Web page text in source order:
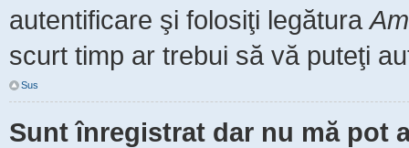
autentificare şi folosiţi legătura
scurt timp ar trebui să vă puteţi
Sus
Sunt înregistrat dar nu mă pot